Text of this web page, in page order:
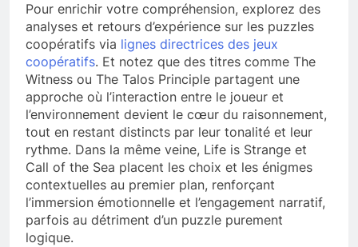
Pour enrichir votre compréhension, explorez des
analyses et retours d’expérience sur les puzzles
coopératifs via lignes directrices des jeux
coopératifs. Et notez que des titres comme The
Witness ou The Talos Principle partagent une
approche où l’interaction entre le joueur et
l’environnement devient le cœur du raisonnement,
tout en restant distincts par leur tonalité et leur
rythme. Dans la même veine, Life is Strange et
Call of the Sea placent les choix et les énigmes
contextuelles au premier plan, renforçant
l’immersion émotionnelle et l’engagement narratif,
parfois au détriment d’un puzzle purement
logique.